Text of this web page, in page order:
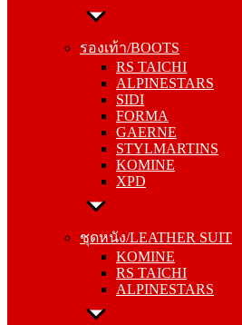
รองเท้า/BOOTS
RS TAICHI
ALPINESTARS
SIDI
FORMA
GAERNE
STYLMARTINS
KOMINE
XPD
ชุดหนัง/LEATHER SUIT
KOMINE
RS TAICHI
ALPINESTARS
รองเท้า/BOOTS
ALPINESTARS
SIDI
FORMA
GAERNE
STYLMARTINS
KOMINE
XPD
ชุดหนัง/LEATHER SUIT
RS TAICHI
ALPINESTARS
การ์ด/PROTECTOR